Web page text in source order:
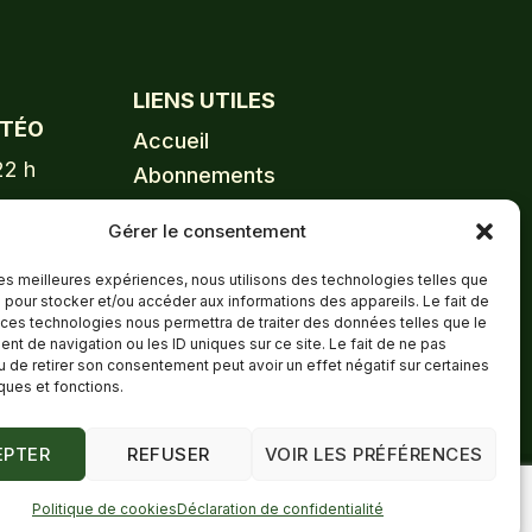
Gérer le consentement
meilleures expériences, nous utilisons des technologies telles que
stocker et/ou accéder aux informations des appareils. Le fait de
technologies nous permettra de traiter des données telles que le
de navigation ou les ID uniques sur ce site. Le fait de ne pas
de retirer son consentement peut avoir un effet négatif sur certaines
et fonctions.
REFUSER VOIR LES PRÉFÉRENCES
Politique de cookiesDéclaration de confidentialité
h
LIENS UTILES
Accueil
Abonnements
À propos
Nouvelles
Emplois
Boutique
pour les enfants (Canada)|Politique de cookies (CA)